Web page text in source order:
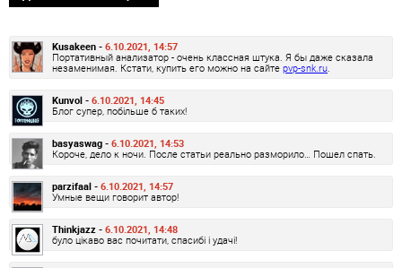
Kusakeen - 6.10.2021, 14:57
Портативный анализатор - очень классная штука. Я бы даже сказала
незаменимая. Кстати, купить его можно на сайте pvp-snk.ru
Kunvol - 6.10.2021, 14:45
Блог супер, побільше б таких!
basyaswag - 6.10.2021, 14:53
Короче, дело к ночи. После статьи реально разморило… Пошел спать.
parzifaal - 6.10.2021, 14:57
Умные вещи говорит автор!
Thinkjazz - 6.10.2021, 14:48
було цікаво вас почитати, спасибі і удачі!